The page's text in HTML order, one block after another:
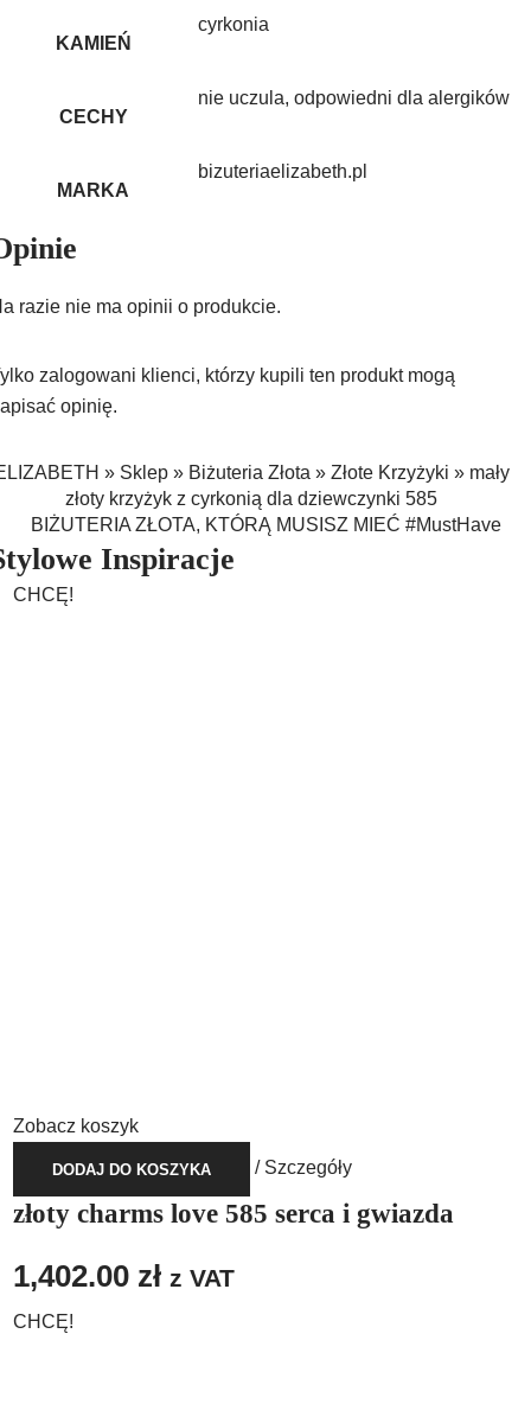
KAMIEŃ
cyrkonia
CECHY
nie uczula, odpowiedni dla alergików
MARKA
bizuteriaelizabeth.pl
razie nie ma opinii o produkcie.
zalogowani klienci, którzy kupili ten produkt mogą
opinię.
» Sklep» Biżuteria Złota » Złote Krzyżyki » mały
złoty krzyżyk z cyrkonią dla dziewczynki 585
BIŻUTERIA ZŁOTA, KTÓRĄ MUSISZ MIEĆ #MustHave
Inspiracje
CHCĘ!
Zobacz koszyk
DODAJ DO KOSZYKA / Szczegóły
złoty charms love 585 serca i gwiazda
1,402.00 zł z VAT
CHCĘ!